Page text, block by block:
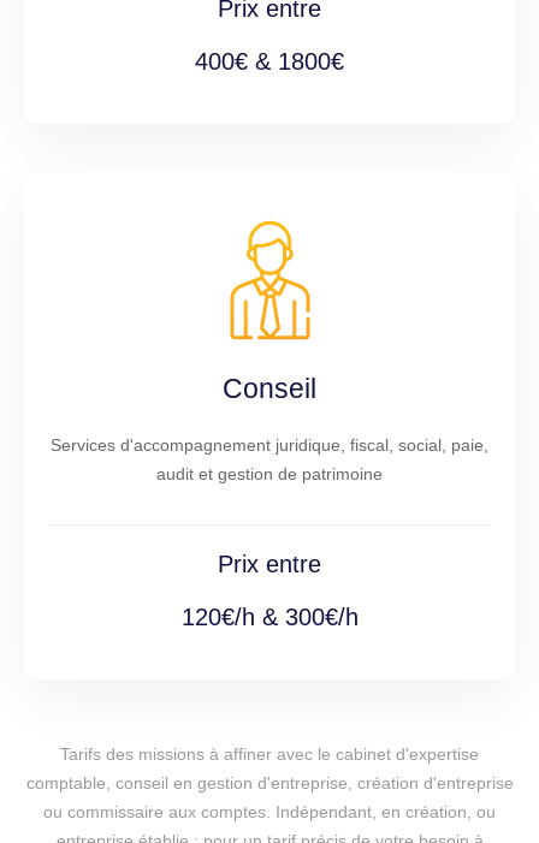
Prix entre
400€ & 1800€
Conseil
Services d'accompagnement juridique, fiscal, social, paie,
audit et gestion de patrimoine
Prix entre
120€/h & 300€/h
Tarifs des missions à affiner avec le cabinet d'expertise
comptable, conseil en gestion d'entreprise, création d'entreprise
ou commissaire aux comptes. Indépendant, en création, ou